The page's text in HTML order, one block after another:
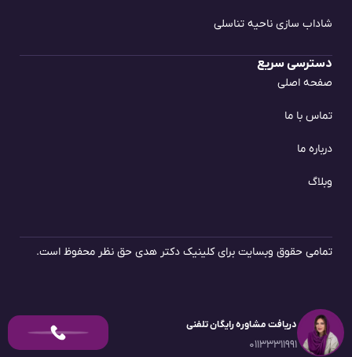
شاداب سازی ناحیه تناسلی
دسترسی سریع
صفحه اصلی
تماس با ما
درباره ما
وبلاگ
تمامی حقوق وبسایت برای کلینیک دکتر هدی حق نظر محفوظ است.
دریافت مشاوره رایگان تلفنی
۰۱۱۳۳۳۱۱۹۹۱